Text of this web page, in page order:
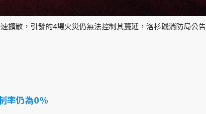
擴散，引發的4場火災仍無法控制其蔓延，洛杉磯消防局公告
率仍為0%